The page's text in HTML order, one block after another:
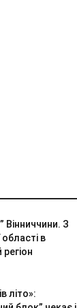
Вінниччини. З
в
регіон
літо»: